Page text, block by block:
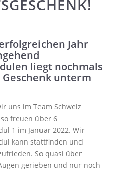
Jahr
liegt nochmals
unterm
uns im Team Schweiz
freuen über 6
1 im Januar 2022. Wir
kann stattfinden und
So quasi über
gerieben und nur noch